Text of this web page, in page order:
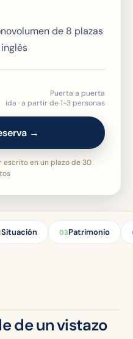
de 8 plazas
Puerta a puerta
ida · a partir de 1-3 personas
→
en un plazo de 30
Situación 03Patrimonio
de un vistazo